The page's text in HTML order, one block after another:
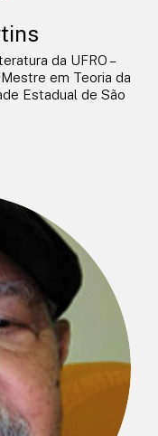
da UFRO –
em Teoria da
Estadual de São